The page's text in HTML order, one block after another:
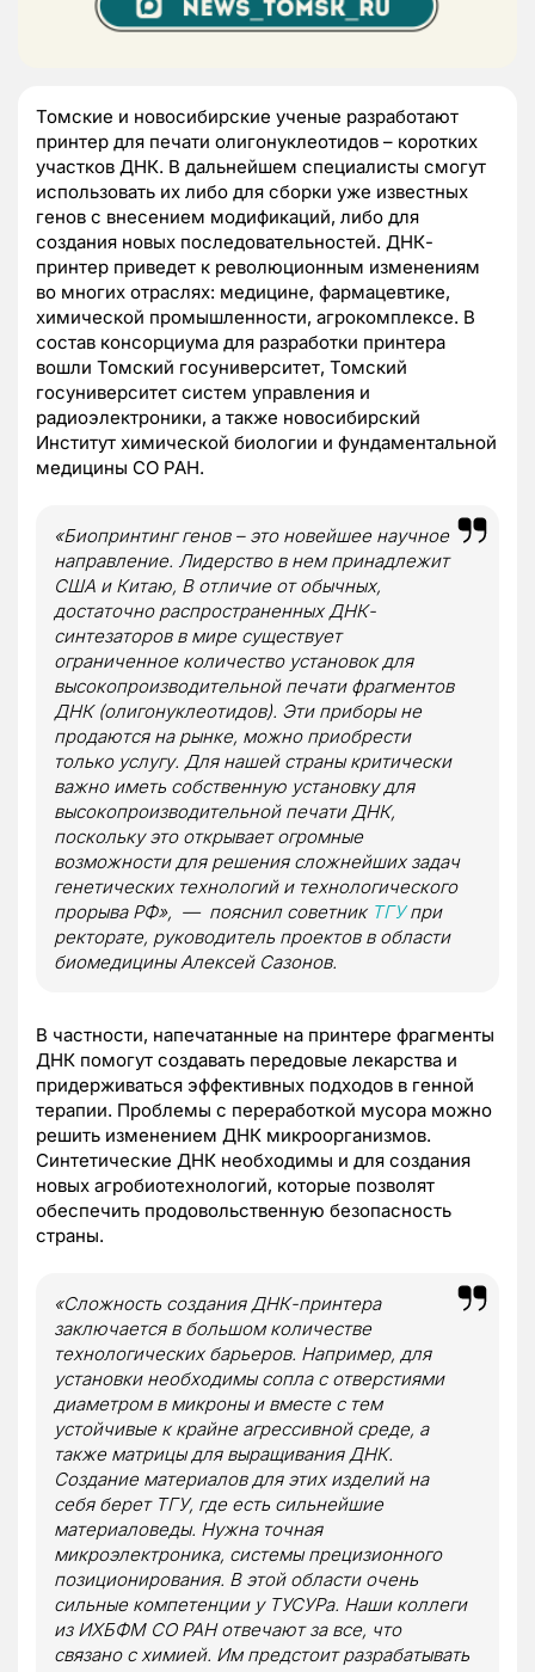
Томские и новосибирские ученые разработают
принтер для печати олигонуклеотидов – коротких
участков ДНК. В дальнейшем специалисты смогут
использовать их либо для сборки уже известных
генов с внесением модификаций, либо для
создания новых последовательностей. ДНК-
принтер приведет к революционным изменениям
во многих отраслях: медицине, фармацевтике,
химической промышленности, агрокомплексе. В
состав консорциума для разработки принтера
вошли Томский госуниверситет, Томский
госуниверситет систем управления и
радиоэлектроники, а также новосибирский
Институт химической биологии и фундаментальной
медицины СО РАН.
«Биопринтинг генов – это новейшее научное
направление. Лидерство в нем принадлежит
США и Китаю, В отличие от обычных,
достаточно распространенных ДНК-
синтезаторов в мире существует
ограниченное количество установок для
высокопроизводительной печати фрагментов
ДНК (олигонуклеотидов). Эти приборы не
продаются на рынке, можно приобрести
только услугу. Для нашей страны критически
важно иметь собственную установку для
высокопроизводительной печати ДНК,
поскольку это открывает огромные
возможности для решения сложнейших задач
генетических технологий и технологического
прорыва РФ», — пояснил советник ТГУпри
ректорате, руководитель проектов в области
биомедицины Алексей Сазонов.
В частности, напечатанные на принтере фрагменты
ДНК помогут создавать передовые лекарства и
придерживаться эффективных подходов в генной
терапии. Проблемы с переработкой мусора можно
решить изменением ДНК микроорганизмов.
Синтетические ДНК необходимы и для создания
новых агробиотехнологий, которые позволят
обеспечить продовольственную безопасность
страны.
«Сложность создания ДНК-принтера
заключается в большом количестве
технологических барьеров. Например, для
установки необходимы сопла с отверстиями
диаметром в микроны и вместе с тем
устойчивые к крайне агрессивной среде, а
также матрицы для выращивания ДНК.
Создание материалов для этих изделий на
себя берет ТГУ, где есть сильнейшие
материаловеды. Нужна точная
микроэлектроника, системы прецизионного
позиционирования. В этой области очень
сильные компетенции у ТУСУРа. Наши коллеги
из ИХБФМ СО РАН отвечают за все, что
связано с химией. Им предстоит разрабатывать